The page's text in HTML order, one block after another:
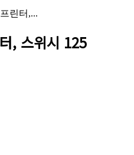
린터,...
, 스위시 125